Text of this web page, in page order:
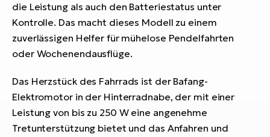
die Leistung als auch den Batteriestatus unter
Kontrolle. Das macht dieses Modell zu einem
zuverlässigen Helfer für mühelose Pendelfahrten
oder Wochenendausflüge.
Das Herzstück des Fahrrads ist der Bafang-
Elektromotor in der Hinterradnabe, der mit einer
Leistung von bis zu 250 W eine angenehme
Tretunterstützung bietet und das Anfahren und